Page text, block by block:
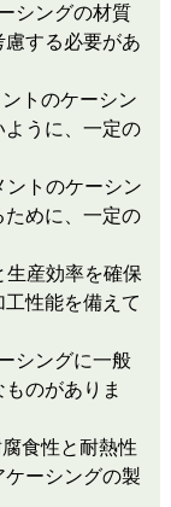
シングの材質
する必要があ
トのケーシン
うに、一定の
トのケーシン
めに、一定の
生産効率を確保
性能を備えて
シングに一般
のがありま
食性と耐熱性
ーシングの製